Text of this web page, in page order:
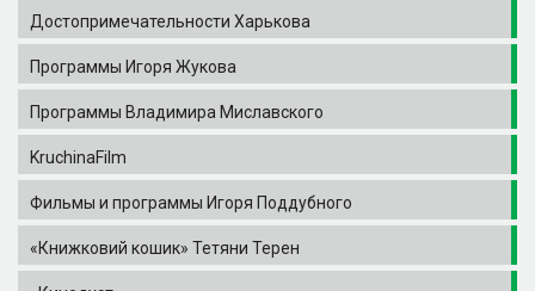
Достопримечательности Харькова
Программы Игоря Жукова
Программы Владимира Миславского
KruchinaFilm
Фильмы и программы Игоря Поддубного
«Книжковий кошик» Тетяни Терен